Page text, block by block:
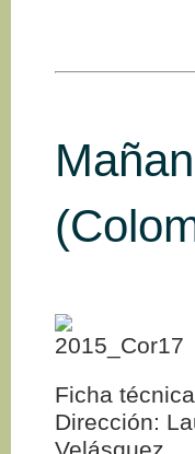
Ficha técnica
Dirección: